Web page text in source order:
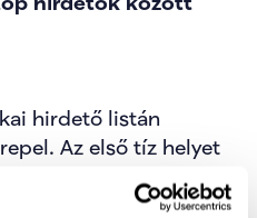
hirdető listán
Az első tíz helyet
mennyire